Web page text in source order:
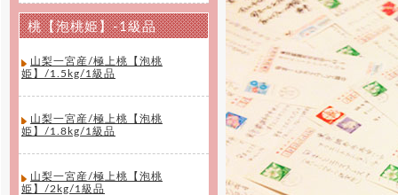
桃【泡桃姫】-1級品
山梨一宮産/極上桃【泡桃
姫】/1.5kg/1級品
山梨一宮産/極上桃【泡桃
姫】/1.8kg/1級品
山梨一宮産/極上桃【泡桃
姫】/2kg/1級品